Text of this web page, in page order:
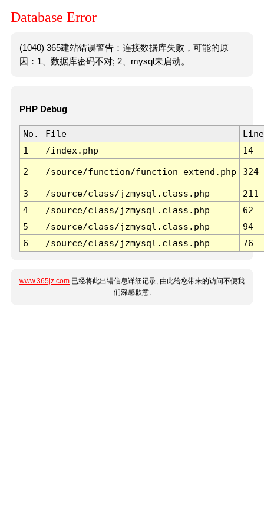
Database Error
(1040) 365建站错误警告：连接数据库失败，可能的原
因：1、数据库密码不对; 2、mysql未启动。
PHP Debug
No. File
Line
1
/index.php 14
2 /source/function/function_extend.php 324
3 /source/class/jzmysql.class.php
211
4
/source/class/jzmysql.class.php
62
5
/source/class/jzmysql.class.php
94
6
/source/class/jzmysql.class.php 76
www.365jz.com 已经将此出错信息详细记录, 由此给您带来的访问不便我
们深感歉意.